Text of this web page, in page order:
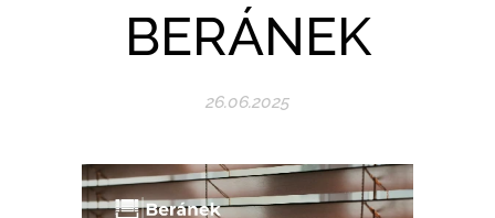
BERÁNEK
26.06.2025